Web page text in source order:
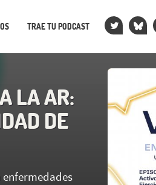
TRAE TU PODCAST
LA AR:
DE
enfermedades